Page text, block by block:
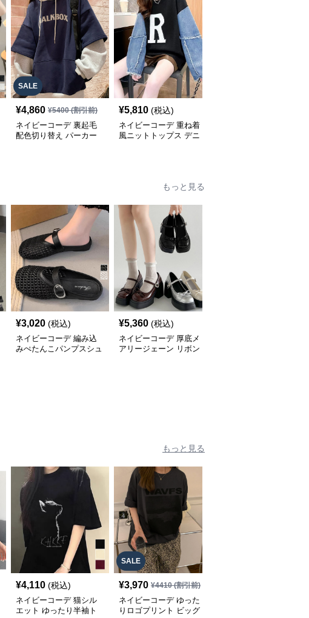
SALE
¥4,860 ¥5400(割引前)
ネイビーコーデ 裏起毛
配色切り替え パーカー
¥5,810 (税込)
ネイビーコーデ 重ね着
風ニットトップス デニ
もっと見る
¥3,020 (税込)
ネイビーコーデ 編み込
みぺたんこパンプスシュ
¥5,360 (税込)
ネイビーコーデ 厚底メ
アリージェーン リボン
もっと見る
¥4,110 (税込)
ネイビーコーデ 猫シル
エット ゆったり半袖ト
SALE
¥3,970 ¥4410(割引前)
ネイビーコーデ ゆった
りロゴプリント ビッグ